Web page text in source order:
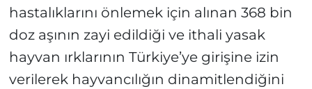
hastalıklarını önlemek için alınan 368 bin
doz aşının zayi edildiği ve ithali yasak
hayvan ırklarının Türkiye’ye girişine izin
verilerek hayvancılığın dinamitlendiğini